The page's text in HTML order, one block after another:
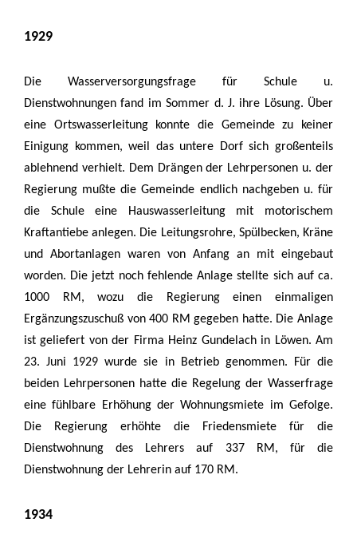
1929
Die Wasserversorgungsfrage für Schule u.
Dienstwohnungen fand im Sommer d. J. ihre Lösung. Über
eine Ortswasserleitung konnte die Gemeinde zu keiner
Einigung kommen, weil das untere Dorf sich großenteils
ablehnend verhielt. Dem Drängen der Lehrpersonen u. der
Regierung mußte die Gemeinde endlich nachgeben u. für
die Schule eine Hauswasserleitung mit motorischem
Kraftantiebe anlegen. Die Leitungsrohre, Spülbecken, Kräne
und Abortanlagen waren von Anfang an mit eingebaut
worden. Die jetzt noch fehlende Anlage stellte sich auf ca.
1000 RM, wozu die Regierung einen einmaligen
Ergänzungszuschuß von 400 RM gegeben hatte. Die Anlage
ist geliefert von der Firma Heinz Gundelach in Löwen. Am
23. Juni 1929 wurde sie in Betrieb genommen. Für die
beiden Lehrpersonen hatte die Regelung der Wasserfrage
eine fühlbare Erhöhung der Wohnungsmiete im Gefolge.
Die Regierung erhöhte die Friedensmiete für die
Dienstwohnung des Lehrers auf 337 RM, für die
Dienstwohnung der Lehrerin auf 170 RM.
1934